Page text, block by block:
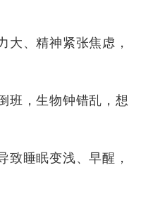
大、精神紧张焦虑，
班，生物钟错乱，想
致睡眠变浅、早醒，